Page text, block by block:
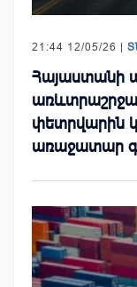
21:44 12/05/26 |
Հայաստանի
փետրվարին
առաջատար